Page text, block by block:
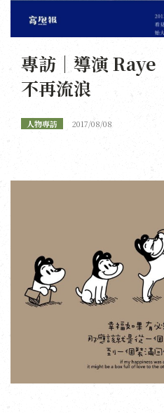
專訪｜導演 Raye
不再流浪
人物專訪 2017/08/08